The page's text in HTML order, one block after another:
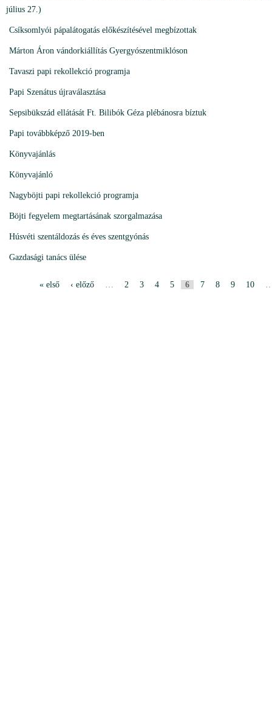
július 27.)
Csíksomlyói pápalátogatás előkészítésével megbízottak
Márton Áron vándorkiállítás Gyergyószentmiklóson
Tavaszi papi rekollekció programja
Papi Szenátus újraválasztása
Sepsibükszád ellátását Ft. Bilibók Géza plébánosra bíztuk
Papi továbbképző 2019-ben
Könyvajánlás
Könyvajánló
Nagyböjti papi rekollekció programja
Böjti fegyelem megtartásának szorgalmazása
Húsvéti szentáldozás és éves szentgyónás
Gazdasági tanács ülése
« első ‹ előző … 2 3 4 5 6 7 8 9 10